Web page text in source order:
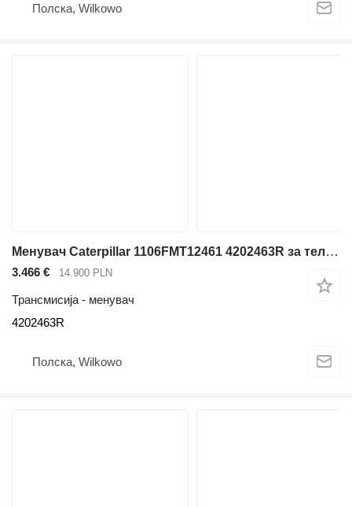
Полска, Wilkowo
Менувач Caterpillar 1106FMT12461 4202463R за телескопски натоварувач Caterpillar TH62
3.466 € 14.900 PLN
Трансмисија - менувач
4202463R
Полска, Wilkowo